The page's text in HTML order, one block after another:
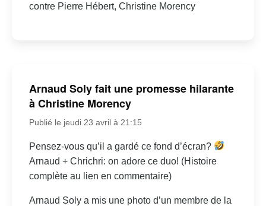
contre Pierre Hébert, Christine Morency
Arnaud Soly fait une promesse hilarante
à Christine Morency
Publié le jeudi 23 avril à 21:15
Pensez-vous qu’il a gardé ce fond d’écran?
Arnaud + Chrichri: on adore ce duo! (Histoire
complète au lien en commentaire)
Arnaud Soly a mis une photo d’un membre de la